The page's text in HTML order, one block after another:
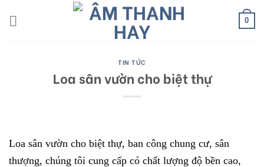
0
TIN TỨC
Loa sân vườn cho biệt thự
Loa sân vườn cho biệt thự, ban công chung cư, sân
thượng, chúng tôi cung cấp có chất lượng độ bền cao,